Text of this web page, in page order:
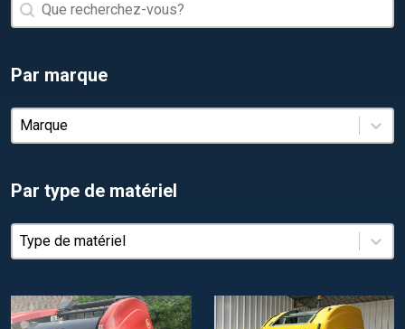
Que recherchez-vous ?
Par marque
Par marque
Par marque
Par type de matériel
Par type de matériel
Par type de matériel